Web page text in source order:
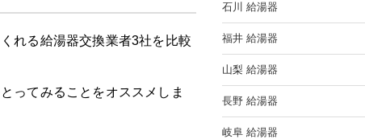
れる給湯器交換業者3社を比較
とってみることをオススメしま
石川 給湯器
福井 給湯器
山梨 給湯器
長野 給湯器
岐阜 給湯器